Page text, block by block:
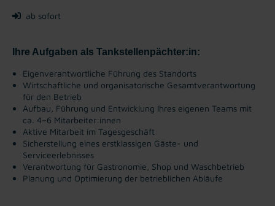
ab sofort
Ihre Aufgaben als Tankstellenpächter:in:
Eigenverantwortliche Führung des Standorts
Wirtschaftliche und organisatorische Gesamtverantwortung
für den Betrieb
Aufbau, Führung und Entwicklung Ihres eigenen Teams mit
ca. 4–6 Mitarbeiter:innen
Aktive Mitarbeit im Tagesgeschäft
Sicherstellung eines erstklassigen Gäste- und
Serviceerlebnisses
Verantwortung für Gastronomie, Shop und Waschbetrieb
Planung und Optimierung der betrieblichen Abläufe